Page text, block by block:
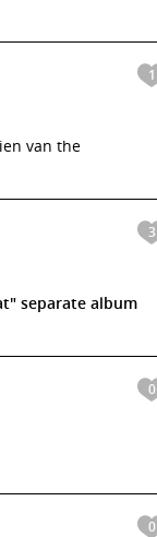
1
van the
3
separate album
0
0